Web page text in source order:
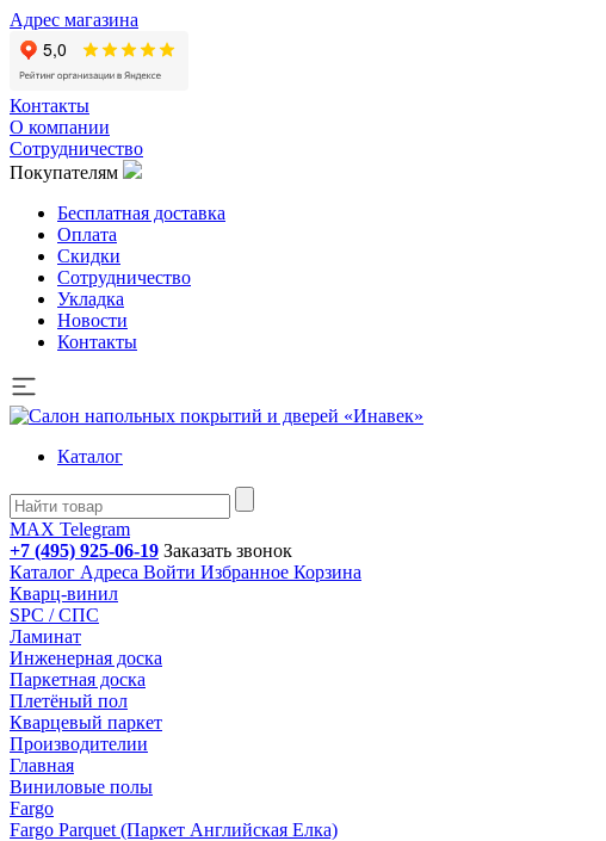
Адрес магазина
Контакты
О компании
Сотрудничество
Покупателям
Бесплатная доставка
Оплата
Скидки
Сотрудничество
Укладка
Новости
Контакты
Каталог
MAX Telegram
+7 (495) 925-06-19 Заказать звонок
Каталог Адреса Войти Избранное Корзина
Кварц-винил
SPC / СПС
Ламинат
Инженерная доска
Паркетная доска
Плетёный пол
Кварцевый паркет
Производителии
Главная
Виниловые полы
Fargo
Fargo Parquet (Паркет Английская Елка)